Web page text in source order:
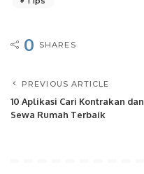
0 SHARES
PREVIOUS ARTICLE
10 Aplikasi Cari Kontrakan dan
Sewa Rumah Terbaik